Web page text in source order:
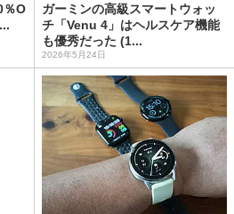
％O
ガーミンの高級スマートウォッ
チ「Venu 4」はヘルスケア機能
も優秀だった (1...
2026年5月24日